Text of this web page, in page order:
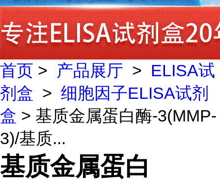
首页 > 产品展厅 > ELISA试
剂盒 > 细胞因子ELISA试剂
盒 > 基质金属蛋白酶-3(MMP-
3)/基质...
基质金属蛋白